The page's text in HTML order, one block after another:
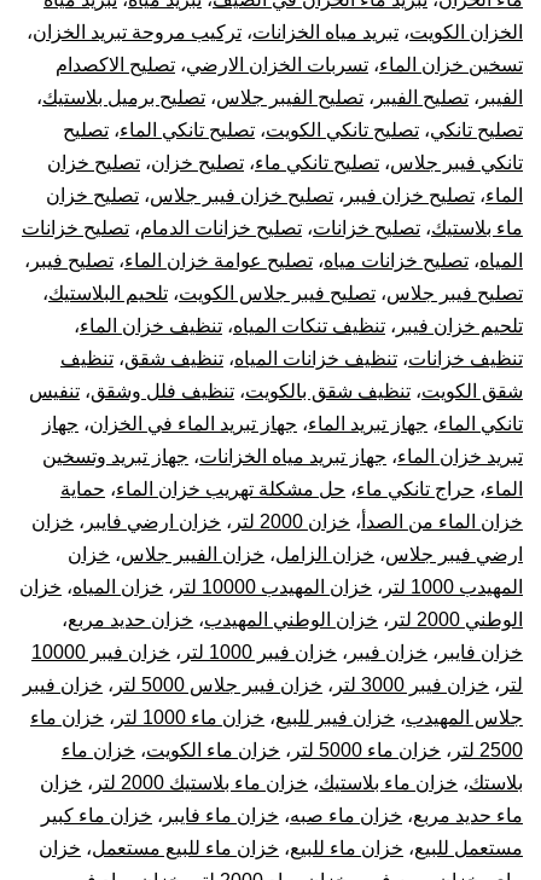
الخزان الكويت، تبريد مياه الخزانات، تركيب مروحة تبريد الخزان،
تسخين خزان الماء، تسربات الخزان الارضي، تصليح الاكصدام
الفيبر ، تصليح الفيبر ، تصليح الفيبر جلاس، تصليح برميل بلاستيك،
تصليح تانكي، تصليح تانكي الكويت، تصليح تانكي الماء، تصليح
تانكي فيبر جلاس، تصليح تانكي ماء، تصليح خزان، تصليح خزان
الماء، تصليح خزان فيبر ، تصليح خزان فيبر جلاس، تصليح خزان
ماء بلاستيك، تصليح خزانات، تصليح خزانات الدمام، تصليح خزانات
المياه، تصليح خزانات مياه، تصليح عوامة خزان الماء، تصليح فيبر ،
تصليح فيبر جلاس، تصليح فيبر جلاس الكويت، تلحيم البلاستيك،
تلحيم خزان فيبر ، تنظيف تنكات المياه، تنظيف خزان الماء،
تنظيف خزانات، تنظيف خزانات المياه، تنظيف شقق، تنظيف
شقق الكويت، تنظيف شقق بالكويت، تنظيف فلل وشقق، تنفيس
تانكي الماء، جهاز تبريد الماء، جهاز تبريد الماء في الخزان، جهاز
تبريد خزان الماء، جهاز تبريد مياه الخزانات، جهاز تبريد وتسخين
الماء، حراج تانكي ماء، حل مشكلة تهريب خزان الماء، حماية
خزان الماء من الصدأ ، خزان 2000 لتر ، خزان ارضي فايبر ، خزان
ارضي فيبر جلاس، خزان الزامل، خزان الفيبر جلاس، خزان
المهيدب 1000 لتر
، خزان المهيدب 10000 لتر ، خزان المياه، خزان
الوطني 2000 لتر
، خزان الوطني المهيدب، خزان حديد مربع،
خزان فايبر ، خزان فيبر ، خزان فيبر 1000 لتر ،
خزان فيبر 10000
لتر ، خزان فيبر 3000 لتر ، خزان فيبر جلاس 5000 لتر ، خزان فيبر
جلاس المهيدب، خزان فيبر للبيع، خزان ماء 1000 لتر ، خزان ماء
2500 لتر
، خزان ماء 5000 لتر ، خزان ماء الكويت، خزان ماء
بلاستك، خزان ماء بلاستيك، خزان ماء بلاستيك 2000 لتر ، خزان
ماء حديد مربع، خزان ماء صبه، خزان ماء فايبر ، خزان ماء كبير
مستعمل للبيع، خزان ماء للبيع، خزان ماء للبيع مستعمل، خزان